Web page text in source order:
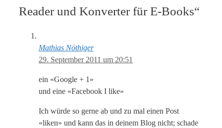
Reader und Konverter für E-Books“
Mathias Nöthiger
29. September 2011 um 20:51
ein «Google + 1»
und eine «Facebook I like»
Ich würde so gerne ab und zu mal einen Post
«liken» und kann das in deinem Blog nicht; schade